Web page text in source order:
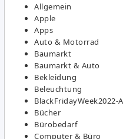
Allgemein
Apple
Apps
Auto & Motorrad
Baumarkt
Baumarkt & Auto
Bekleidung
Beleuchtung
BlackFridayWeek2022-
Bücher
Bürobedarf
Computer & Büro